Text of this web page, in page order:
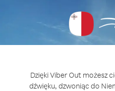
Dzięki Viber Out możesz
dźwięku, dzwoniąc do